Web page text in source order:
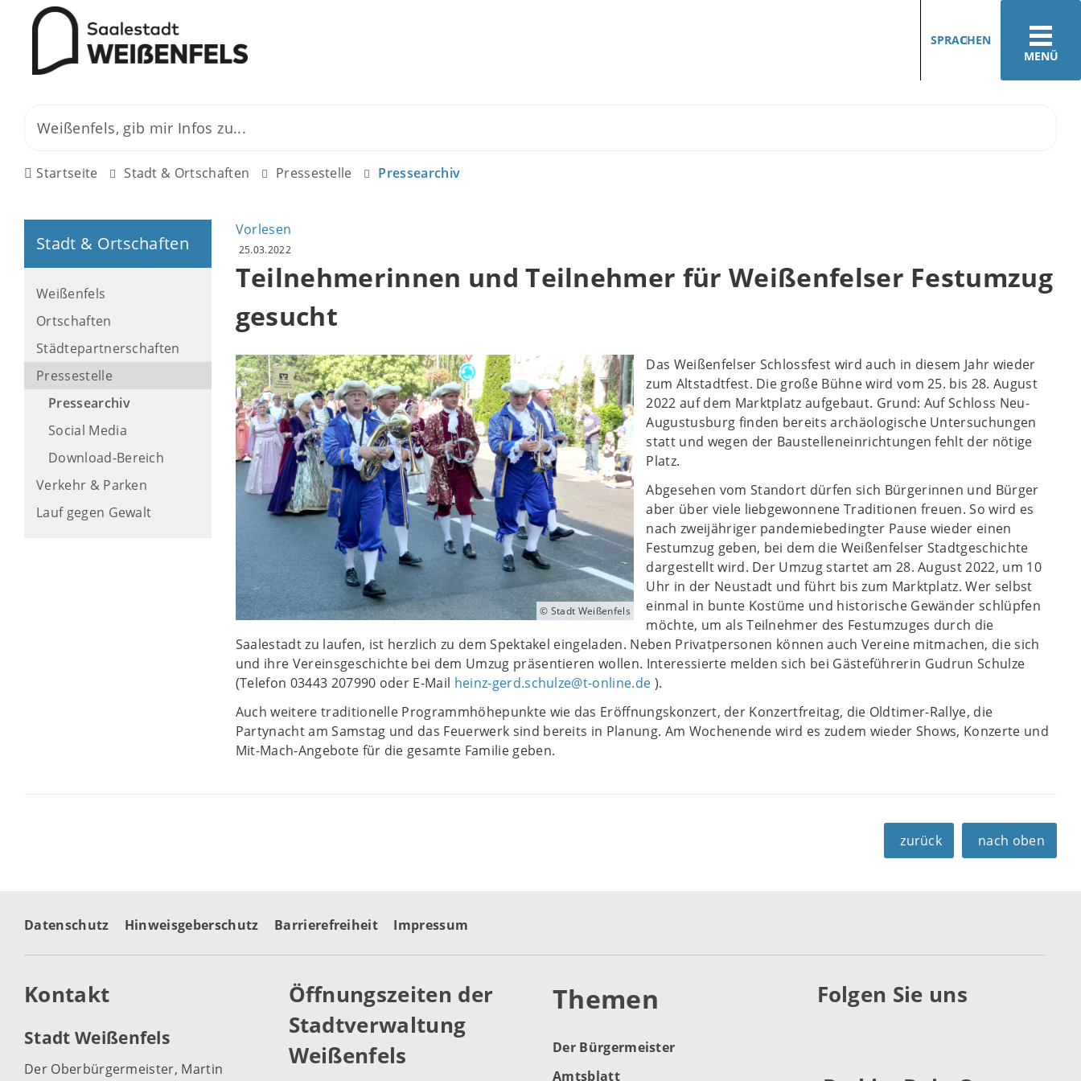
MENÜ
SPRACHEN
Startseite Stadt & Ortschaften Pressestelle Pressearchiv
Stadt & Ortschaften
Weißenfels
Ortschaften
Städtepartnerschaften
Pressestelle
Pressearchiv
Social Media
Download-Bereich
Verkehr & Parken
Lauf gegen Gewalt
Vorlesen
25.03.2022
Teilnehmerinnen und Teilnehmer für Weißenfelser Festumzug
gesucht
© Stadt Weißenfels
Das Weißenfelser Schlossfest wird auch in diesem Jahr wieder
zum Altstadtfest. Die große Bühne wird vom 25. bis 28. August
2022 auf dem Marktplatz aufgebaut. Grund: Auf Schloss Neu-
Augustusburg finden bereits archäologische Untersuchungen
statt und wegen der Baustelleneinrichtungen fehlt der nötige
Platz.
Abgesehen vom Standort dürfen sich Bürgerinnen und Bürger
aber über viele liebgewonnene Traditionen freuen. So wird es
nach zweijähriger pandemiebedingter Pause wieder einen
Festumzug geben, bei dem die Weißenfelser Stadtgeschichte
dargestellt wird. Der Umzug startet am 28. August 2022, um 10
Uhr in der Neustadt und führt bis zum Marktplatz. Wer selbst
einmal in bunte Kostüme und historische Gewänder schlüpfen
möchte, um als Teilnehmer des Festumzuges durch die
Saalestadt zu laufen, ist herzlich zu dem Spektakel eingeladen. Neben Privatpersonen können auch Vereine mitmachen, die sich
und ihre Vereinsgeschichte bei dem Umzug präsentieren wollen. Interessierte melden sich bei Gästeführerin Gudrun Schulze
(Telefon 03443 207990 oder E-Mail heinz-gerd.schulze@t-online.de ).
Auch weitere traditionelle Programmhöhepunkte wie das Eröffnungskonzert, der Konzertfreitag, die Oldtimer-Rallye, die
Partynacht am Samstag und das Feuerwerk sind bereits in Planung. Am Wochenende wird es zudem wieder Shows, Konzerte und
Mit-Mach-Angebote für die gesamte Familie geben.
zurück nach oben
Datenschutz Hinweisgeberschutz Barrierefreiheit Impressum
Kontakt
Stadt Weißenfels
Der Oberbürgermeister, Martin
Öffnungszeiten der
Stadtverwaltung
Weißenfels
Themen
Der Bürgermeister
Amtsblatt
Folgen Sie uns